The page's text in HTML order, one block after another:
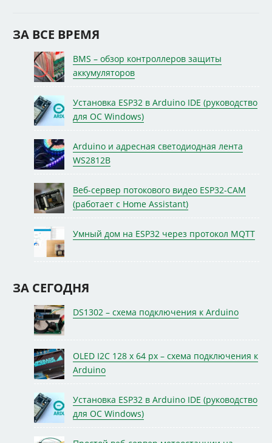
ЗА ВСЕ ВРЕМЯ
BMS – обзор контроллеров защиты
аккумуляторов
Установка ESP32 в Arduino IDE (руководство
для ОС Windows)
Arduino и адресная светодиодная лента
WS2812B
Веб-сервер потокового видео ESP32-CAM
(работает с Home Assistant)
Умный дом на ESP32 через протокол MQTT
ЗА СЕГОДНЯ
DS1302 – схема подключения к Arduino
OLED I2C 128 x 64 px – схема подключения к
Arduino
Установка ESP32 в Arduino IDE (руководство
для ОС Windows)